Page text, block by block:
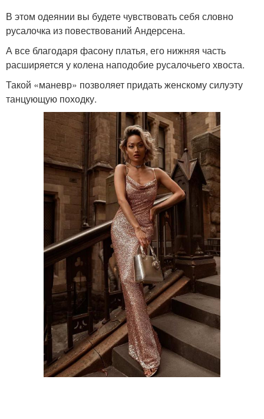
В этом одеянии вы будете чувствовать себя словно
русалочка из повествований Андерсена.
А все благодаря фасону платья, его нижняя часть
расширяется у колена наподобие русалочьего хвоста.
Такой «маневр» позволяет придать женскому силуэту
танцующую походку.